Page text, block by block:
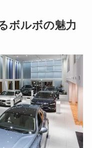
ボルボの魅力